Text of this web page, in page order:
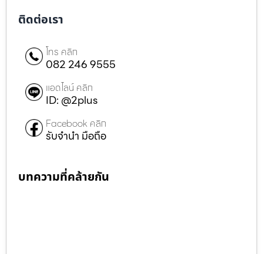
ติดต่อเรา
โทร คลิก
082 246 9555
แอดไลน์ คลิก
ID: @2plus
Facebook คลิก
รับจำนำ มือถือ
บทความที่คล้ายกัน